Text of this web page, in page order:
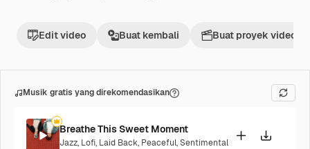
Edit video Buat kembali Buat proyek video
Musik gratis yang direkomendasikan
Breathe This Sweet Moment
Jazz, Lofi, Laid Back, Peaceful,Sentimental